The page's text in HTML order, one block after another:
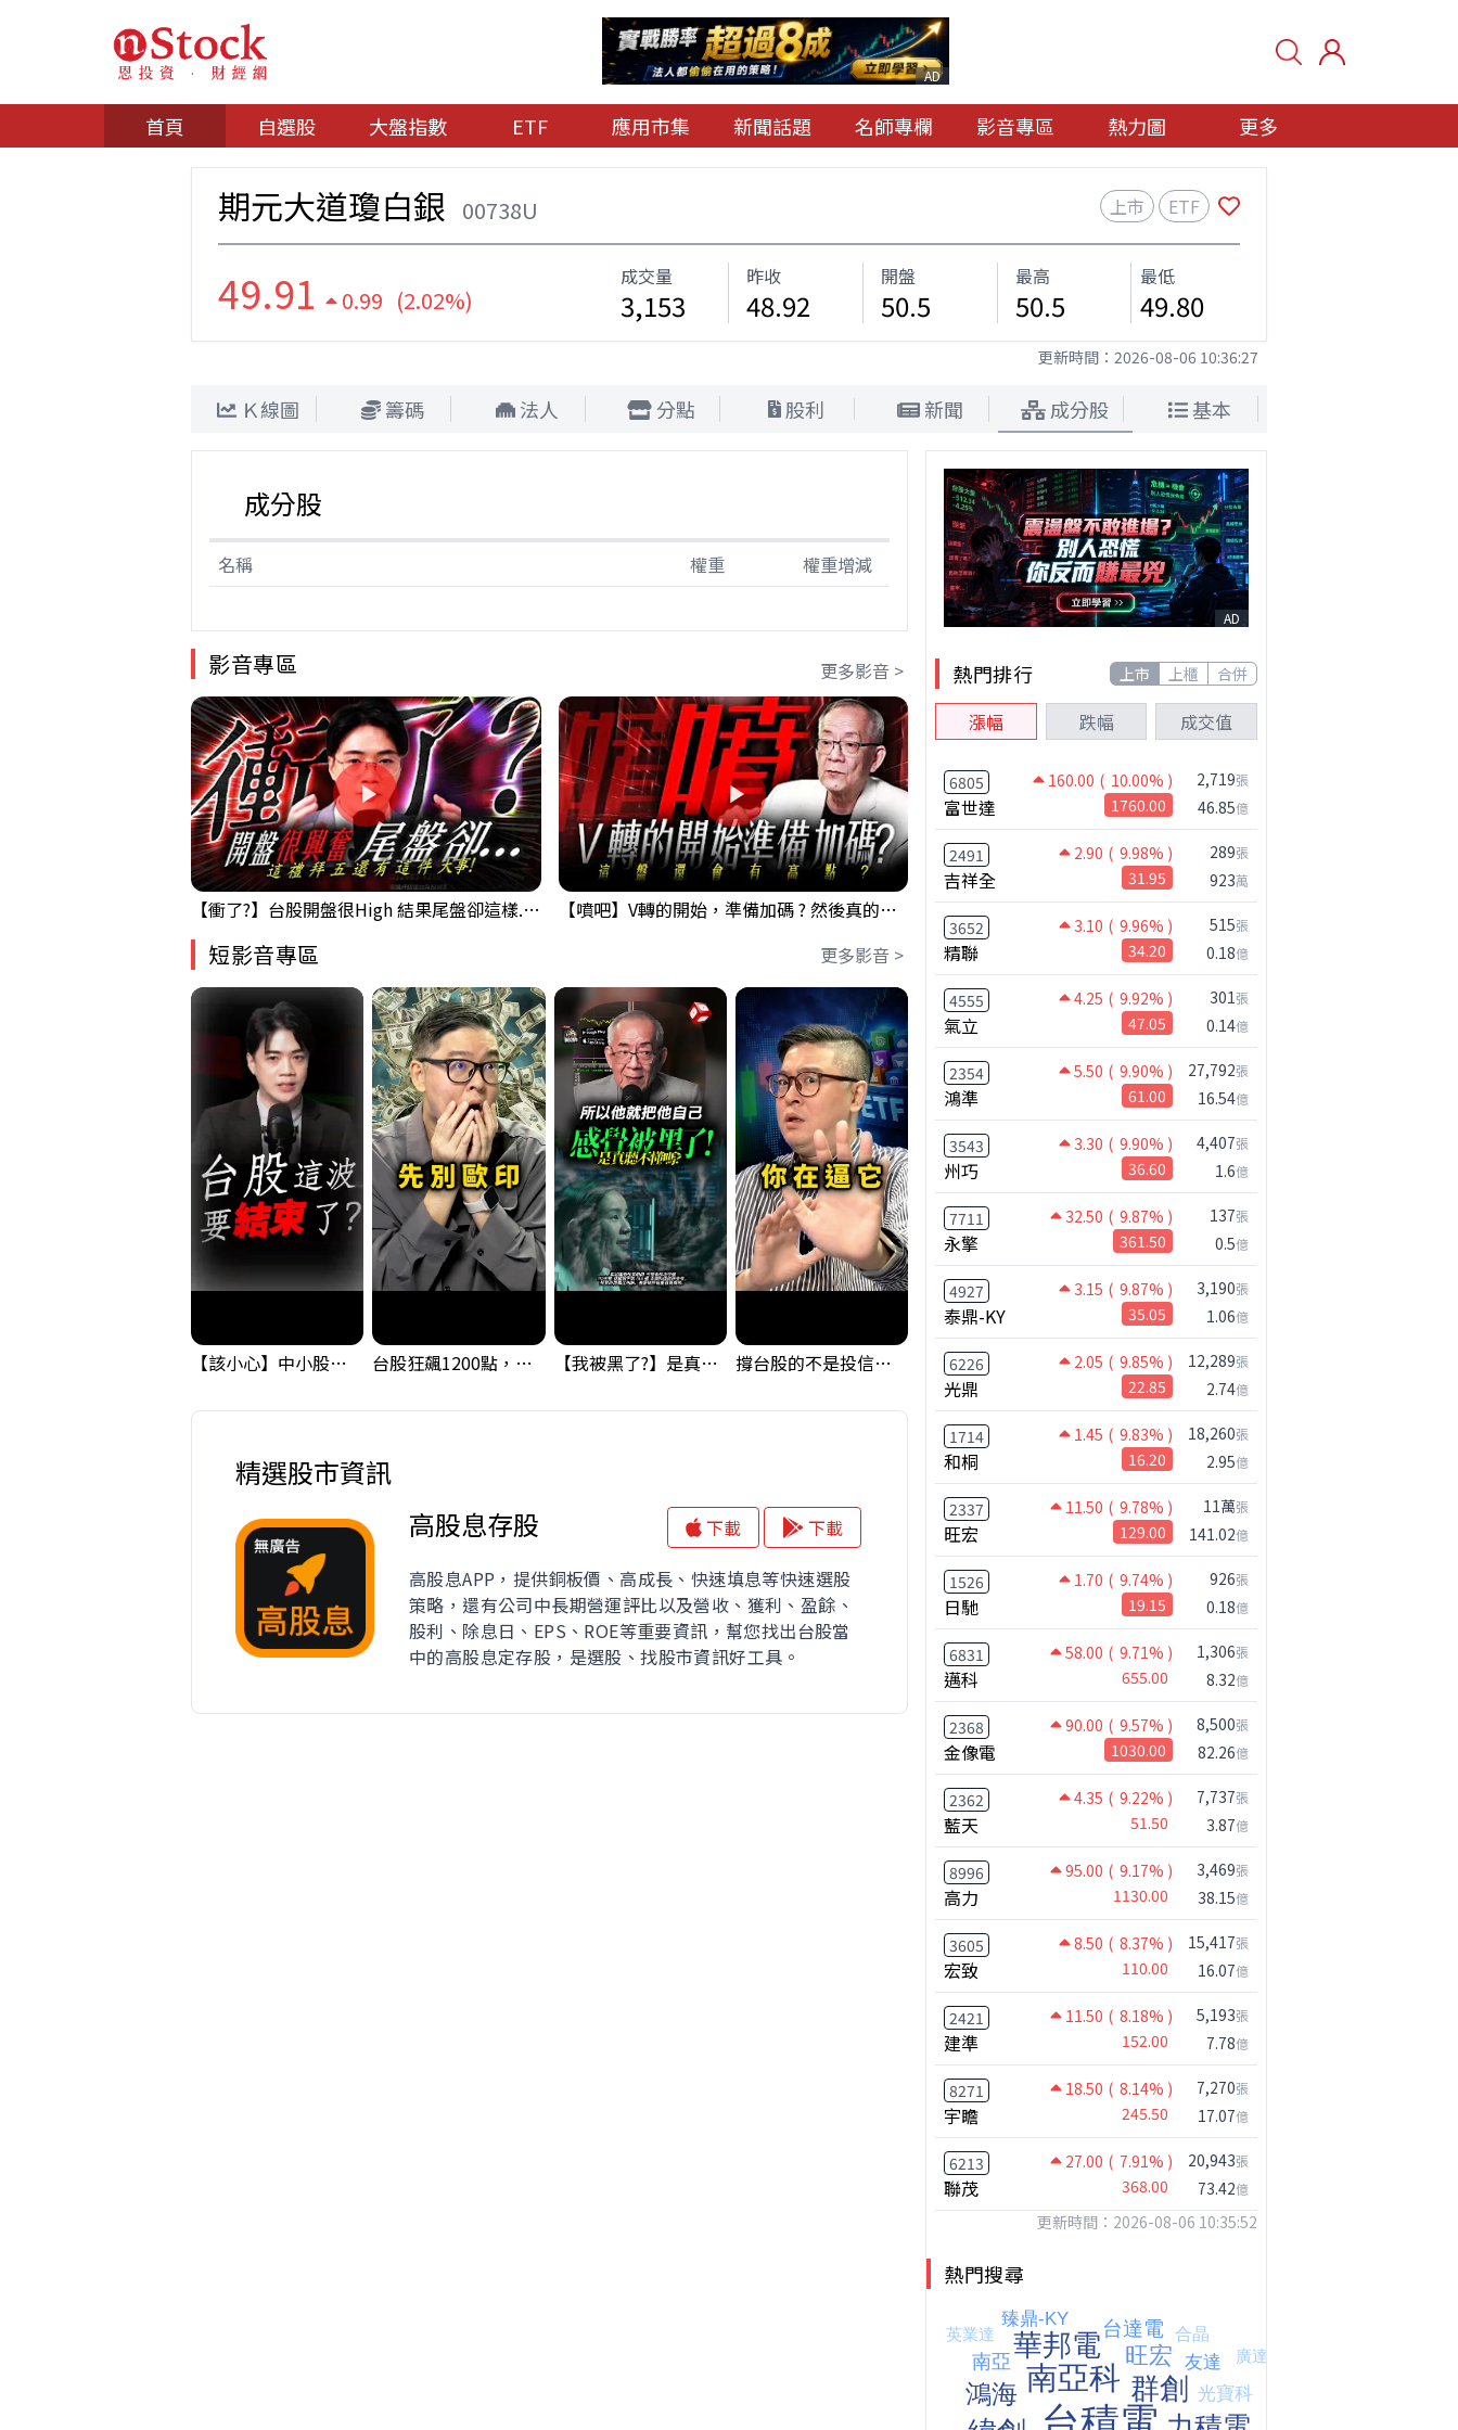
AD
首頁 自選股 大盤指數 ETF 應用市集 新聞話題 名師專欄 影音專區 熱力圖 更多
期元大道瓊白銀 00738U 上市 ETF
49.91 0.99 (2.02%)
成交量
3,153
昨收
48.92
開盤
50.5
最高
50.5
最低
49.80
更新時間： 2026-08-06 10:36:27
Ｋ線圖 籌碼 法人 分點 股利 新聞 成分股 基本
成分股
名稱 權重 權重增減
影音專區 更多影音 >
【衝了?】台股開盤很High 結果尾盤卻這樣... 錢進大趨勢 Mr.智霖 陳 2026/08/05 【噴吧】V轉的開始，準備加碼 ? 然後真的還有高點 ?｜ 盤後講股 Mr.永年 李 2026 / 08 / 05 鴻海跟上緯創 ! 國巨漲勢到頭了嗎!?｜0804 #國巨 #2317 #2317鴻海
短影音專區 更多影音 >
【該小心】中小股派對結束 ? 關鍵訊號都指向... 台股狂飆1200點，但還有兩關沒過｜Mr.Jimmy高志銘 #台股 #期貨 #加權指數 【我被黑了?】是真的聽不懂嗎...還是... #股票分析 #因果分析 撐台股的不是投信，是買ETF的你自己｜Mr.Jimmy高志銘 #ETF #投信買超 #台股 【危機只解除一半?】台股暴漲後別急追！量縮反彈藏隱憂 台股何時會出現真正的大反彈?｜Mr.Jimmy高志銘 #李永年 #台股
精選股市資訊
高股息存股
下載
下載
高股息APP，提供銅板價、高成長、快速填息等快速選股
策略，還有公司中長期營運評比以及營收、獲利、盈餘、
股利、除息日、EPS、ROE等重要資訊，幫您找出台股當
中的高股息定存股，是選股、找股市資訊好工具。
AD
熱門排行 上市 上櫃 合併
漲幅 跌幅 成交值
6805 160.00 ( 10.00% )
富世達 1760.00
2,719張
46.85億
2491 2.90 ( 9.98% )
吉祥全 31.95
289張
923萬
3652 3.10 ( 9.96% )
精聯 34.20
515張
0.18億
4555 4.25 ( 9.92% )
氣立 47.05
301張
0.14億
2354 5.50 ( 9.90% )
鴻準 61.00
27,792張
16.54億
3543 3.30 ( 9.90% )
州巧 36.60
4,407張
1.6億
7711 32.50 ( 9.87% )
永擎 361.50
137張
0.5億
4927 3.15 ( 9.87% )
泰鼎-KY 35.05
3,190張
1.06億
6226 2.05 ( 9.85% )
光鼎 22.85
12,289張
2.74億
1714 1.45 ( 9.83% )
和桐 16.20
18,260張
2.95億
2337 11.50 ( 9.78% )
旺宏 129.00
11萬張
141.02億
1526 1.70 ( 9.74% )
日馳 19.15
926張
0.18億
6831 58.00 ( 9.71% )
邁科 655.00
1,306張
8.32億
2368 90.00 ( 9.57% )
金像電 1030.00
8,500張
82.26億
2362 4.35 ( 9.22% )
藍天 51.50
7,737張
3.87億
8996 95.00 ( 9.17% )
高力 1130.00
3,469張
38.15億
3605 8.50 ( 8.37% )
宏致 110.00
15,417張
16.07億
2421 11.50 ( 8.18% )
建準 152.00
5,193張
7.78億
8271 18.50 ( 8.14% )
宇瞻 245.50
7,270張
17.07億
6213 27.00 ( 7.91% )
聯茂 368.00
20,943張
73.42億
更新時間：2026-08-06 10:35:52
熱門搜尋